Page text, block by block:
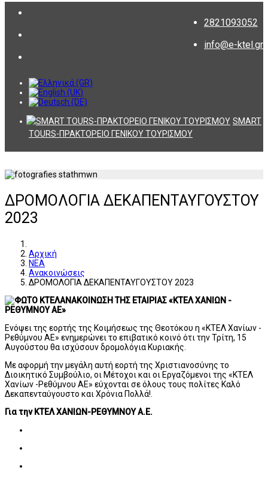
2821093052
info@e-ktel.gr
SMART
TOURS-ΠΡΑΚΤΟΡΕΙΟ ΓΕΝΙΚΟΥ ΤΟΥΡΙΣΜΟΥ
ΔΡΟΜΟΛΟΓΙΑ ΔΕΚΑΠΕΝΤΑΥΓΟΥΣΤΟΥ
2023
Αρχική
ΝΕΑ
Ανακοινώσεις
ΔΡΟΜΟΛΟΓΙΑ ΔΕΚΑΠΕΝΤΑΥΓΟΥΣΤΟΥ 2023
ΑΝΑΚΟΙΝΩΣΗ ΤΗΣ ΕΤΑΙΡΙΑΣ «ΚΤΕΛ ΧΑΝΙΩΝ -
ΡΕΘΥΜΝΟΥ ΑΕ»
Ενόψει της εορτής της Κοιμήσεως της Θεοτόκου η «ΚΤΕΛ Χανίων -
Ρεθύμνου ΑΕ» ενημερώνει το επιβατικό κοινό ότι την Τρίτη, 15
Αυγούστου θα ισχύσουν δρομολόγια Κυριακής.
Με αφορμή την μεγάλη αυτή εορτή της Χριστιανοσύνης το
Διοικητικό Συμβούλιο, οι Μέτοχοι και οι Εργαζόμενοι της «ΚΤΕΛ
Χανίων -Ρεθύμνου ΑΕ» εύχονται σε όλους τους πολίτες Καλό
Δεκαπενταύγουστο και Χρόνια Πολλά!.
Για την ΚΤΕΛ ΧΑΝΙΩΝ-ΡΕΘΥΜΝΟΥ Α.Ε.